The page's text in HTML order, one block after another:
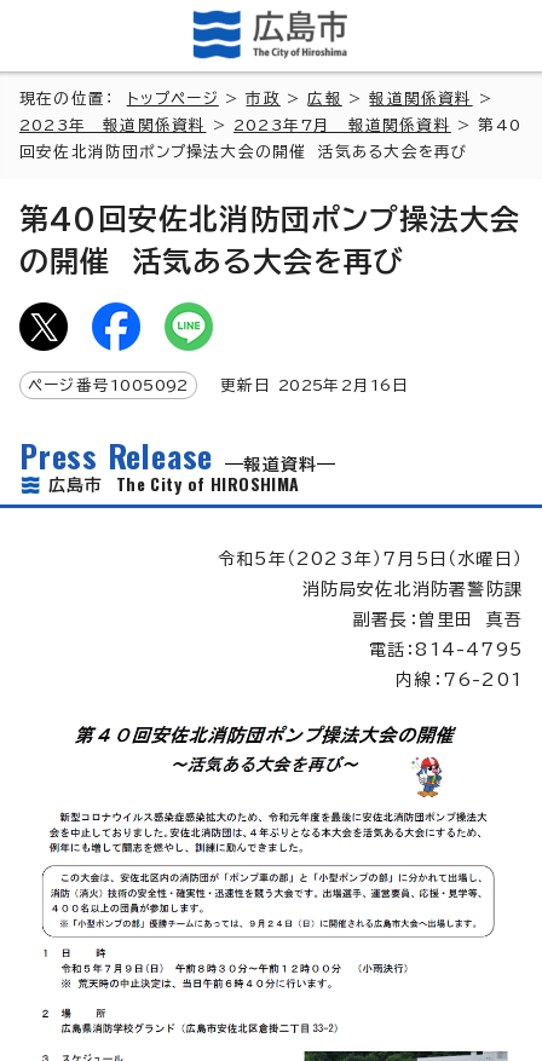
現在の位置： トップページ >市政 >広報 >報道関係資料
>
2023年 報道関係資料
> 2023年7月 報道関係資料
> 第40
回安佐北消防団ポンプ操法大会の開催 活気ある大会を再び
第40回安佐北消防団ポンプ操法大会
の開催 活気ある大会を再び
ページ番号 1005092 更新日 2025年2月 16 日
Press Release
報道資料
広島市 The City of HIROSHIMA
令和5年（2023年）7月5日（水曜日）
消防局安佐北消防署警防課
副署長：曽里田 真吾
電話：814-4795
内線：76-201